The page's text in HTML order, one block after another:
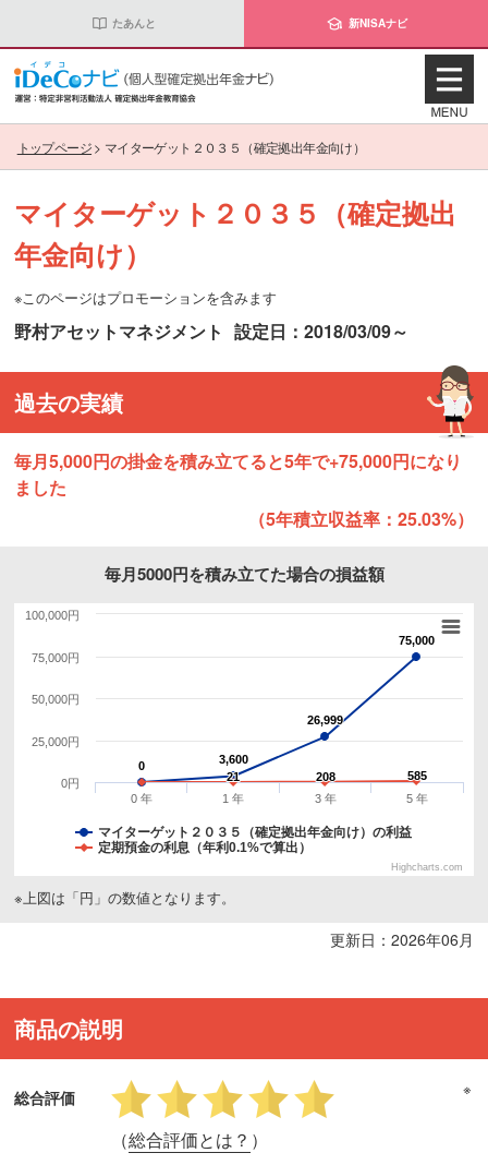
たあんと 新NISAナビ
トップページ> マイターゲット２０３５（確定拠出年金向け）
マイターゲット２０３５（確定拠出
年金向け）
※このページはプロモーションを含みます
野村アセットマネジメント 設定日：2018/03/09～
過去の実績
毎月5,000円の掛金を積み立てると5年で+75,000円になり
ました
（5年積立収益率：25.03%）
毎月5000円を積み立てた場合の損益額
0
0 3,600
3,600
26,999
26,999
75,000
75,000
21
21 208
208 585
585
マイターゲット２０３５（確定拠出年金向け）の利益
定期預金の利息（年利0.1%で算出）
0 年 1 年 3 年 5 年
0円
25,000円
50,000円
75,000円
100,000円
Highcharts.com
※上図は「円」の数値となります。
更新日：2026年06月
商品の説明
総合評価
（総合評価とは？ ）
※